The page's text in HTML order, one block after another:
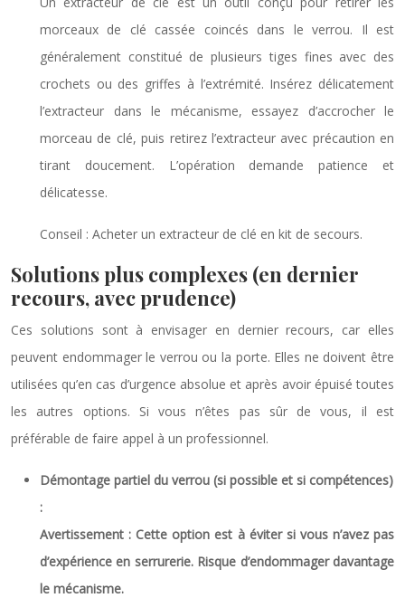
morceaux de clé cassée coincés dans le verrou. Il est
généralement constitué de plusieurs tiges fines avec des
crochets ou des griffes à l’extrémité. Insérez délicatement
l’extracteur dans le mécanisme, essayez d’accrocher le
morceau de clé, puis retirez l’extracteur avec précaution en
tirant doucement. L’opération demande patience et
délicatesse.
Conseil : Acheter un extracteur de clé en kit de secours.
Solutions plus complexes (en dernier
recours, avec prudence)
Ces solutions sont à envisager en dernier recours, car elles
peuvent endommager le verrou ou la porte. Elles ne doivent être
utilisées qu’en cas d’urgence absolue et après avoir épuisé toutes
les autres options. Si vous n’êtes pas sûr de vous, il est
préférable de faire appel à un professionnel.
Démontage partiel du verrou (si possible et si compétences)
:
Avertissement : Cette option est à éviter si vous n’avez pas
d’expérience en serrurerie. Risque d’endommager davantage
le mécanisme.